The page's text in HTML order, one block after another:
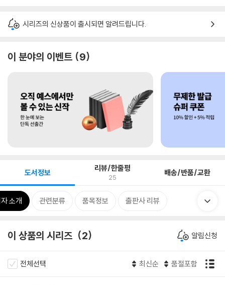
시리즈의 신상품이 출시되면 알려드립니다.
이 분야의 이벤트 9
도서정보 리뷰/한줄평
25 배송/반품/교환
소개 관련분류 품목정보 출판사 리뷰
이 상품의 시리즈 2 알림신청
전체선택 최신순 품절포함